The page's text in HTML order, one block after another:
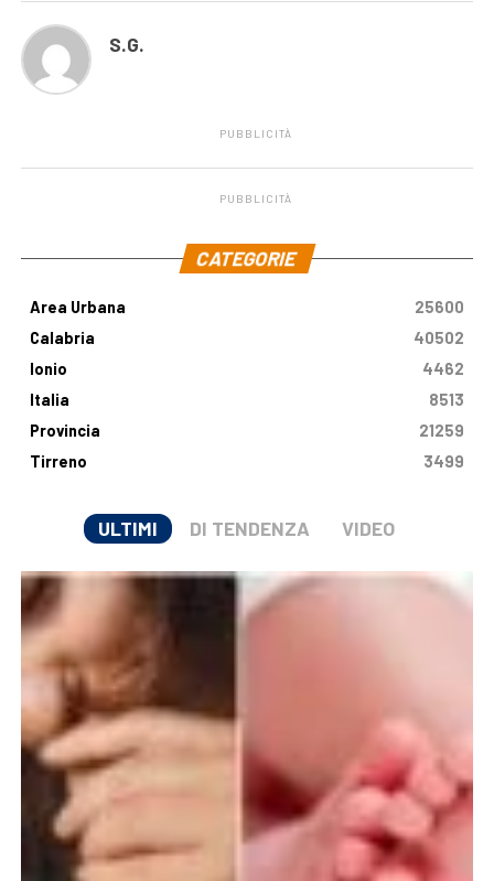
S.G.
PUBBLICITÀ
PUBBLICITÀ
CATEGORIE
Area Urbana
25600
Calabria
40502
Ionio
4462
Italia
8513
Provincia
21259
Tirreno
3499
ULTIMI DI TENDENZA VIDEO